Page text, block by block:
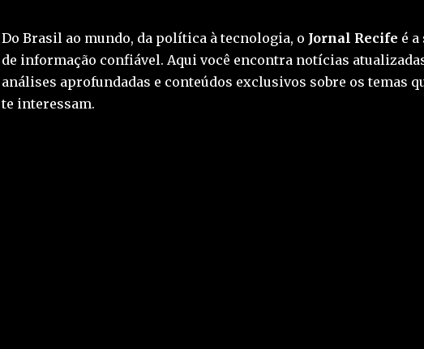
Do Brasil ao mundo, da política à tecnologia, o Jornal Recife é
de informação confiável. Aqui você encontra notícias
análises aprofundadas e conteúdos exclusivos sobre os temas
te interessam.